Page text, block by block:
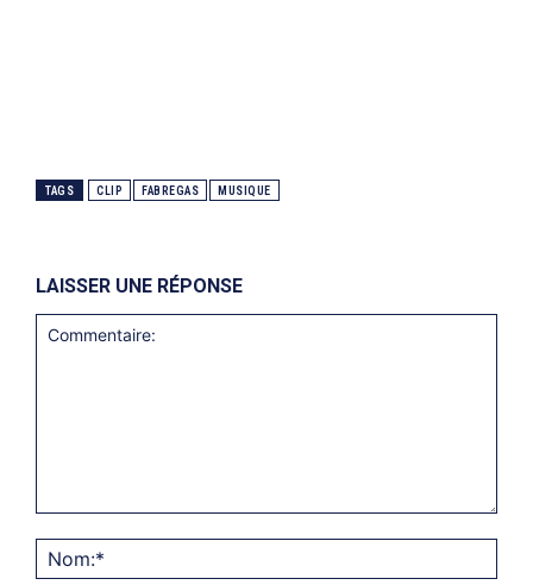
TAGS CLIP FABREGAS MUSIQUE
LAISSER UNE RÉPONSE